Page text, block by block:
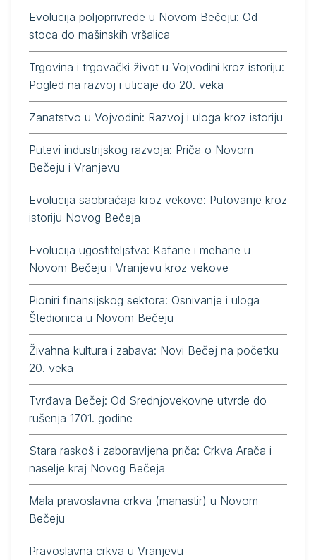
Evolucija poljoprivrede u Novom Bečeju: Od
stoca do mašinskih vršalica
Trgovina i trgovački život u Vojvodini kroz istoriju:
Pogled na razvoj i uticaje do 20. veka
Zanatstvo u Vojvodini: Razvoj i uloga kroz istoriju
Putevi industrijskog razvoja: Priča o Novom
Bečeju i Vranjevu
Evolucija saobraćaja kroz vekove: Putovanje kroz
istoriju Novog Bečeja
Evolucija ugostiteljstva: Kafane i mehane u
Novom Bečeju i Vranjevu kroz vekove
Pioniri finansijskog sektora: Osnivanje i uloga
Štedionica u Novom Bečeju
Živahna kultura i zabava: Novi Bečej na početku
20. veka
Tvrđava Bečej: Od Srednjovekovne utvrde do
rušenja 1701. godine
Stara raskoš i zaboravljena priča: Crkva Arača i
naselje kraj Novog Bečeja
Mala pravoslavna crkva (manastir) u Novom
Bečeju
Pravoslavna crkva u Vranjevu